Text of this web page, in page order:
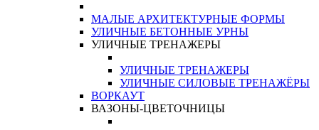
МАЛЫЕ АРХИТЕКТУРНЫЕ ФОРМЫ
УЛИЧНЫЕ БЕТОННЫЕ УРНЫ
УЛИЧНЫЕ ТРЕНАЖЕРЫ
УЛИЧНЫЕ ТРЕНАЖЕРЫ
УЛИЧНЫЕ СИЛОВЫЕ ТРЕНАЖЁРЫ
ВОРКАУТ
ВАЗОНЫ-ЦВЕТОЧНИЦЫ